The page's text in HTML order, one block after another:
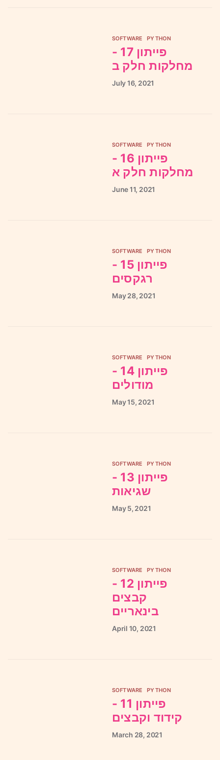
SOFTWARE PYTHON
פייתון 17 -
מחלקות חלק ב
July16, 2021
SOFTWARE PYTHON
פייתון 16 -
מחלקות חלק א
June11, 2021
SOFTWARE PYTHON
פייתון 15 -
רגקסים
May28, 2021
SOFTWARE PYTHON
פייתון 14 -
מודולים
May15, 2021
SOFTWARE PYTHON
פייתון 13 -
שגיאות
May5, 2021
SOFTWARE PYTHON
פייתון 12 -
קבצים
בינאריים
April 10, 2021
SOFTWARE PYTHON
פייתון 11 -
קידוד וקבצים
March 28, 2021